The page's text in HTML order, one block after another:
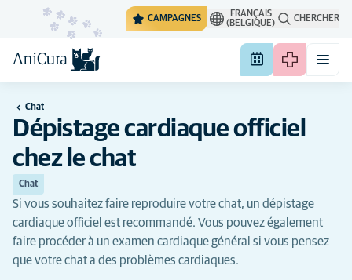
CAMPAGNES
FRANÇAIS
(BELGIQUE)
CHERCHER
Chat
Dépistage cardiaque officiel
chez le chat
Chat
Si vous souhaitez faire reproduire votre chat, un dépistage
cardiaque officiel est recommandé. Vous pouvez également
faire procéder à un examen cardiaque général si vous pensez
que votre chat a des problèmes cardiaques.